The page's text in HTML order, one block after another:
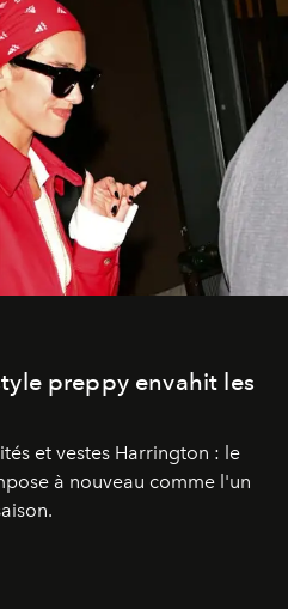
preppy envahit les
et vestes Harrington : le
à nouveau comme l'un